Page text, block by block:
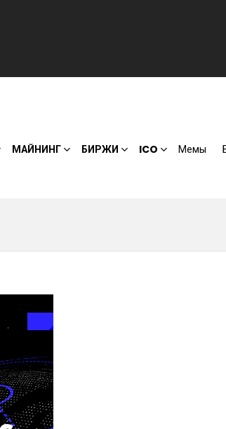
МАЙНИНГ БИРЖИ ICO Мемы